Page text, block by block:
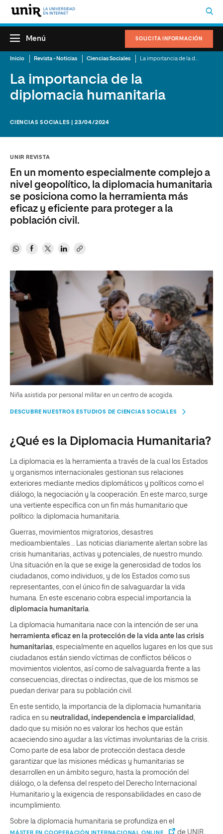
SOLICITA INFORMACIÓN
Menú
Inicio Revista - Noticias Ciencias Sociales
La importancia de la
diplomacia humanitaria
CIENCIAS SOCIALES | 23/04/2024
UNIR REVISTA
En un momento especialmente complejo a
nivel geopolítico, la diplomacia humanitaria
se posiciona como la herramienta más
eficaz y eficiente para proteger a la
población civil.
Niña asistida por personal militar en un centro de acogida.
DESCUBRE NUESTROS ESTUDIOS DE CIENCIAS SOCIALES
¿Qué es la Diplomacia Humanitaria?
La diplomacia es la herramienta a través de la cual los Estados
y organismos internacionales gestionan sus relaciones
exteriores mediante medios diplomáticos y políticos como el
diálogo, la negociación y la cooperación. En este marco, surge
una vertiente específica con un fin más humanitario que
político: la diplomacia humanitaria.
Guerras, movimientos migratorios, desastres
medioambientales… Las noticias diariamente alertan sobre las
crisis humanitarias, activas y potenciales, de nuestro mundo.
Una situación en la que se exige la generosidad de todos los
ciudadanos, como individuos, y de los Estados como sus
representantes, con el único fin de salvaguardar la vida
humana. En este escenario cobra especial importancia la
diplomacia humanitaria
La diplomacia humanitaria nace con la intención de ser una
herramienta eficaz en la protección de la vida ante las crisis
humanitarias , especialmente en aquellos lugares en los que sus
ciudadanos están siendo víctimas de conflictos bélicos o
movimientos violentos, así como de salvaguarda frente a las
consecuencias, directas o indirectas, que de los mismos se
puedan derivar para su población civil.
En este sentido, la importancia de la diplomacia humanitaria
radica en su neutralidad, independencia e imparcialidad
dado que su misión no es valorar los hechos que están
acaeciendo sino ayudar a las víctimas involuntarias de la crisis.
Como parte de esa labor de protección destaca desde
garantizar que las misiones médicas y humanitarias se
desarrollen en un ámbito seguro, hasta la promoción del
diálogo, o la defensa del respeto del Derecho Internacional
Humanitario y la exigencia de responsabilidades en caso de
incumplimiento.
Sobre la diplomacia humanitaria se profundiza en el
MÁSTER EN COOPERACIÓN INTERNACIONAL ONLINE
de UNIR.